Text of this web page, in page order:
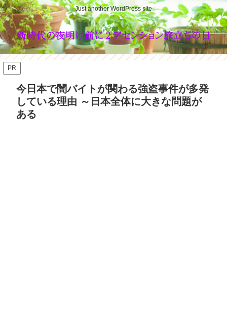
Just another WordPress site
PR
今日本で闇バイトが関わる強盗事件が多発
している理由 ～日本全体に大きな問題が
ある